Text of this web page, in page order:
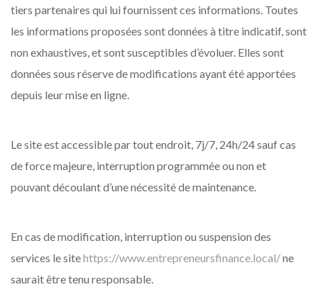
tiers partenaires qui lui fournissent ces informations. Toutes
les informations proposées sont données à titre indicatif, sont
non exhaustives, et sont susceptibles d’évoluer. Elles sont
données sous réserve de modifications ayant été apportées
depuis leur mise en ligne.
Le site est accessible par tout endroit, 7j/7, 24h/24 sauf cas
de force majeure, interruption programmée ou non et
pouvant découlant d’une nécessité de maintenance.
En cas de modification, interruption ou suspension des
services le sitehttps://www.entrepreneursfinance.local/ne
saurait être tenu responsable.